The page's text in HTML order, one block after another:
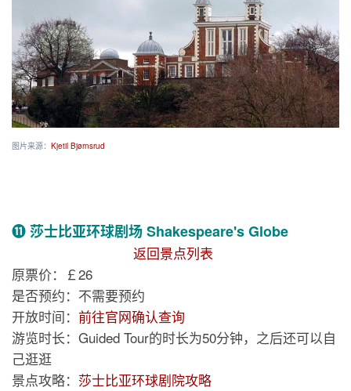
图片来源： Kjetil Bjørnsrud
⓫ 莎士比亚环球剧场 Shakespeare's Globe
返回景点列表
原票价：￡26
是否预约：不需要预约
开放时间： 前往官网确认查询
游览时长：Guided Tour的时长为50分钟，之后还可以自
己逛逛
景点攻略： 莎士比亚环球剧院攻略